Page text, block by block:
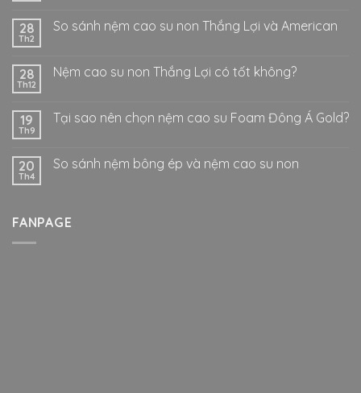
28
Th2
So sánh nệm cao su non Thắng Lợi và American
28
Th12
Nệm cao su non Thắng Lợi có tốt không?
19
Th9
Tại sao nên chọn nệm cao su Foam Đông Á Gold?
20
Th4
So sánh nệm bông ép và nệm cao su non
FANPAGE